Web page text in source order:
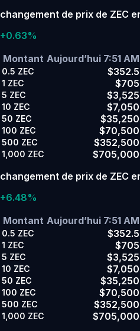
changement de prix de ZEC
+0.63%
Montant Aujourd’hui 7:51 AM
0.5 ZEC $352.5
1 ZEC $705
5 ZEC $3,525
10 ZEC $7,050
50 ZEC $35,250
100 ZEC $70,500
500 ZEC $352,500
1,000 ZEC $705,000
changement de prix de ZEC
+6.48%
Montant Aujourd’hui 7:51 AM
0.5 ZEC $352.5
1 ZEC $705
5 ZEC $3,525
10 ZEC $7,050
50 ZEC $35,250
100 ZEC $70,500
500 ZEC $352,500
1,000 ZEC $705,000